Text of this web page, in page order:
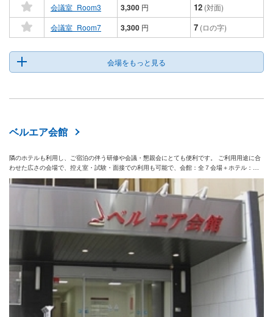
会議室_Room3
3,300 円 12 (対面)
会議室_Room7
3,300 円 7 (ロの字)
会場をもっと見る
ベルエア会館
隣のホテルも利用し、ご宿泊の伴う研修や会議・懇親会にとても便利です。 ご利用用途に合
わせた広さの会場で、控え室・試験・面接での利用も可能で、会館：全７会場＋ホテル：全
４会場と２つの建物内の会議室利用が頂けます。 会場設営は事前にご希望レイアウトに合わ
せて弊社スタッフが行いますので、ご来館後すぐ会場をご利用頂けて会場の原状復帰等も不